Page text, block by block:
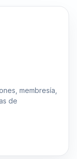
membresía,
de